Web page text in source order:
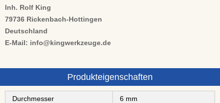
Inh. Rolf King
79736 Rickenbach-Hottingen
Deutschland
E-Mail: info@kingwerkzeuge.de
Produkteigenschaften
Durchmesser
6 mm